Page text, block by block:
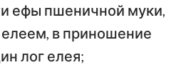
ефы пшеничной муки,
в приношение
лог елея;